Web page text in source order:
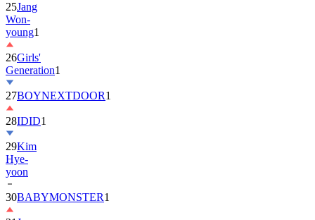
25Jang
Won-
young1
26Girls'
Generation1
27BOYNEXTDOOR1
28IDID1
29Kim
Hye-
yoon
30BABYMONSTER1